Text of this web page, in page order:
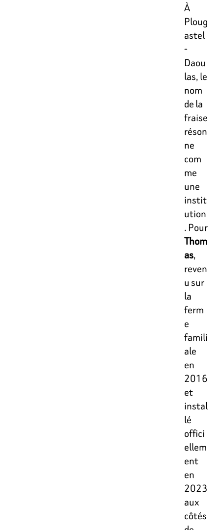
À
Ploug
astel
-
Daou
las, le
nom
de la
fraise
réson
ne
com
me
une
instit
ution
. Pour
Thom
as,
reven
u sur
la
ferm
e
famili
ale
en
2016
et
instal
lé
offici
ellem
ent
en
2023
aux
côtés